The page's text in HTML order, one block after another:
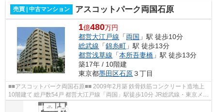
売買 | 中古マンション アスコットパーク両国石原
1億480万円
都営大江戸線 「両国 」駅 徒歩10分
総武線 「錦糸町 」駅 徒歩13分
都営浅草線 「本所吾妻橋 」駅 徒歩13分
築17年 / 10階建
東京都墨田区石原３丁目
■■アスコットパーク両国石原■■ 2009年2月築 鉄骨鉄筋コンクリート造地上
10階建て 総戸数54戸 都営大江戸線「両国」駅徒歩10分 JR総武線・東京メト
ロ半蔵門線「錦糸町」駅徒歩13分 都...